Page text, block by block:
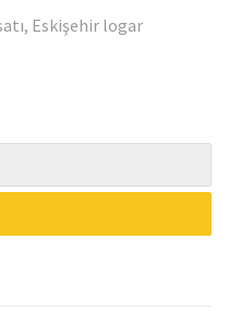
Eskişehir logar